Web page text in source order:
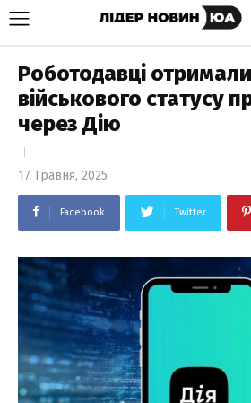
Роботодавці
військового статусу
через Дію
17 Травня, 2025
Facebook Twitter